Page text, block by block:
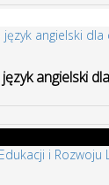
angielski